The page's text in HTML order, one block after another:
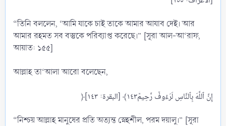
“তিনি বললেন, ‘আমি যাকে চাই তাকে আমার আযাব দেই। আর
আমার রহমত সব বস্তুকে পরিব্যাপ্ত করেছে।” [সূরা আল-আ‘রাফ,
আয়াত: ১৫৫]
আল্লাহ তা‘আলা আরো বলেছেন,
“নিশ্চয় আল্লাহ মানুষের প্রতি অত্যন্ত স্নেহশীল, পরম দয়ালু।” [সূরা